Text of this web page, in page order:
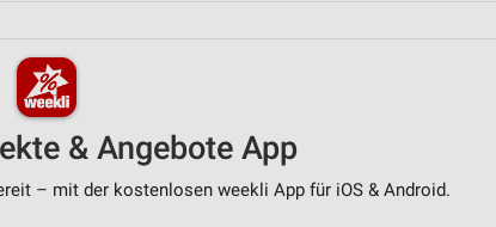
& Angebote App
– mit der kostenlosen weekli App für iOS & Android.
Daten aus verschiedenen